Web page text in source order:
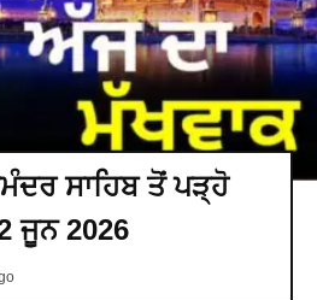
ਸਾਹਿਬ ਤੋਂ ਪੜ੍ਹੋ
ਜੂਨ 2026